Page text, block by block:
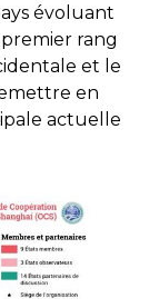
évoluant
rang
et le
en
actuelle